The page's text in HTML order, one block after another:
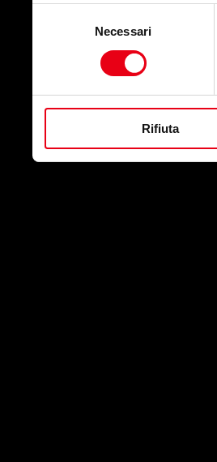
con altre
raccolto dal
Necessari
Rifiuta